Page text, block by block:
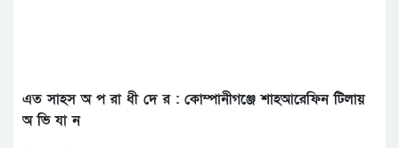
এত সাহস অ প রা ধী দে র : কোম্পানীগঞ্জে শাহআরেফিন টিলায়
অ ভি যা ন